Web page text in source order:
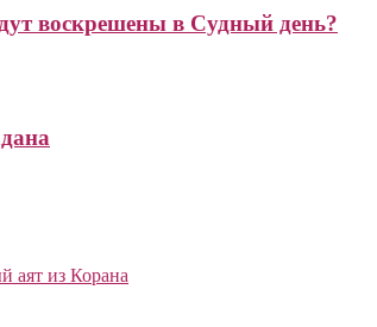
воскрешены в Судный день?